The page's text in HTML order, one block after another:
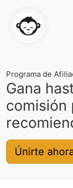
Programa de
Gana
comisión
Únirte